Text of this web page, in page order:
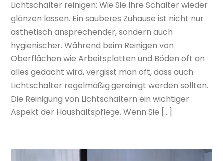
Lichtschalter reinigen: Wie Sie Ihre Schalter wieder
glänzen lassen. Ein sauberes Zuhause ist nicht nur
ästhetisch ansprechender, sondern auch
hygienischer. Während beim Reinigen von
Oberflächen wie Arbeitsplatten und Böden oft an
alles gedacht wird, vergisst man oft, dass auch
Lichtschalter regelmäßig gereinigt werden sollten.
Die Reinigung von Lichtschaltern ein wichtiger
Aspekt der Haushaltspflege. Wenn Sie […]